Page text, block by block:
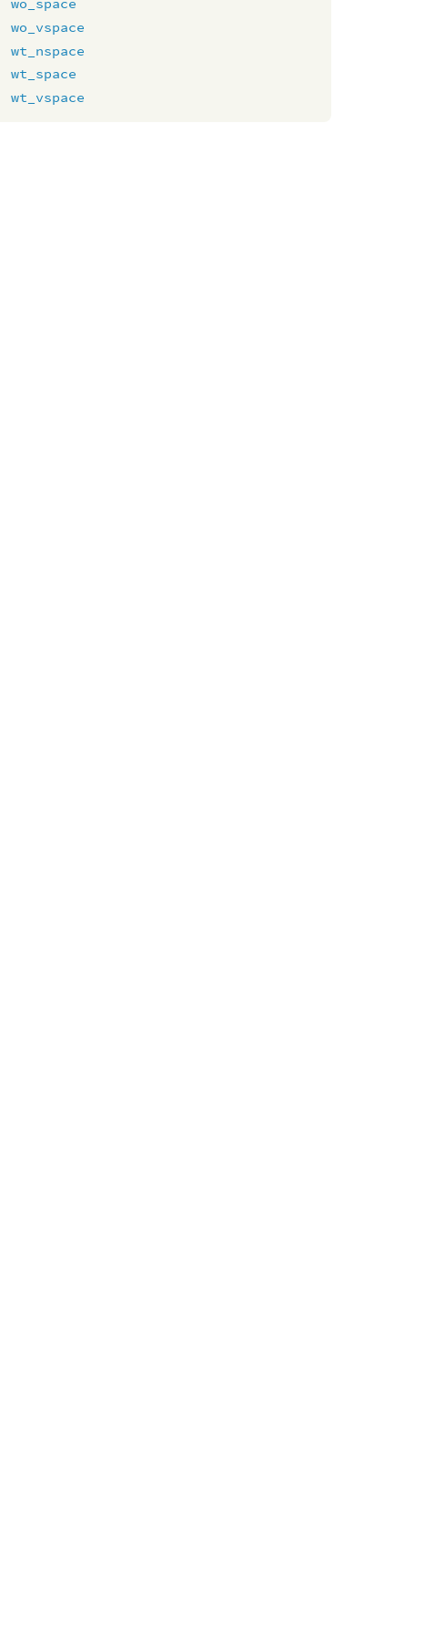
wo_vspace
wt_nspace
wt_space
wt_vspace